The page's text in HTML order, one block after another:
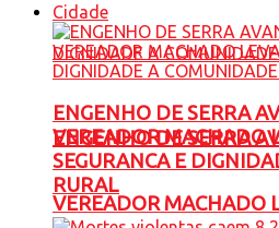
ENGENHO DE SERRA
VEREADOR MACHADO
Cidade
ENGENHO DE SERRA
VEREADOR MACHADO
SEGURANCA E
RURAL